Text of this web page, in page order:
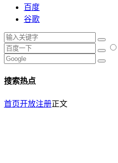
百度
谷歌
搜索热点
首页开放注册正文